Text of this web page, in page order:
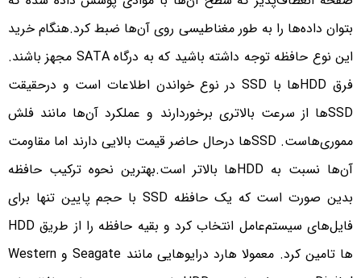
بتوان داده‌ها را به طور مغناطیسی روی آن‌ها ضبط کرد.هنگام خرید
این نوع حافظه توجه داشته باشید که به درگاه SATA مجهز باشند.
فرق HDDها با SSD در نوع خواندن اطلاعات است و درحقیقت
SSDها از سرعت بالاتری برخوردارند و عملکرد آن‌ها مانند فلش
مموری‌هاست. SSDها درحال حاضر قیمت بالایی دارند اما مقاومت
آن‌ها نسبت به HDDها بالاتر است.بهترین نحوه ترکیب حافظه
بدین صورت است که یک حافظه SSD با حجم پایین تنها برای
فایل‌های سیستم‌عامل انتخاب کرد و بقیه حافظه را از طریق HDD
ها تامین کرد. معمولا هارد درایوهایی مانند Seagate و Western